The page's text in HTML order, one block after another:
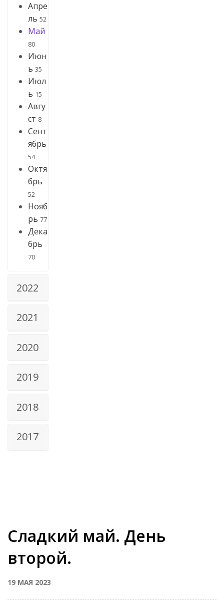
Апре
ль 52
Май
80
Июн
ь 35
Июл
ь 15
Авгу
ст 8
Сент
ябрь
54
Октя
брь
52
Нояб
рь 77
Дека
брь
70
2022
2021
2020
2019
2018
2017
Сладкий май. День
второй.
19 МАЯ 2023